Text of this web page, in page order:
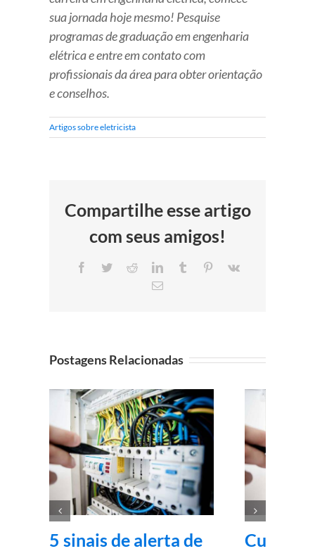
sua jornada hoje mesmo! Pesquise
programas de graduação em engenharia
elétrica e entre em contato com
profissionais da área para obter orientação
e conselhos.
Artigos sobre eletricista
Compartilhe esse artigo
com seus amigos!
Facebook
TwitterRedditLinkedInTumblr Pinterest
Vk
E-
Postagens Relacionadas
5 sinais de alerta de
Curso